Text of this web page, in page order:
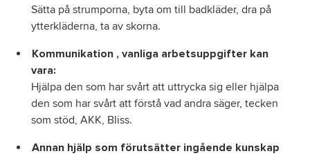
Sätta på strumporna, byta om till badkläder, dra på
ytterkläderna, ta av skorna.
Kommunikation , vanliga arbetsuppgifter kan
vara:
Hjälpa den som har svårt att uttrycka sig eller hjälpa
den som har svårt att förstå vad andra säger, tecken
som stöd, AKK, Bliss.
Annan hjälp som förutsätter ingående kunskap